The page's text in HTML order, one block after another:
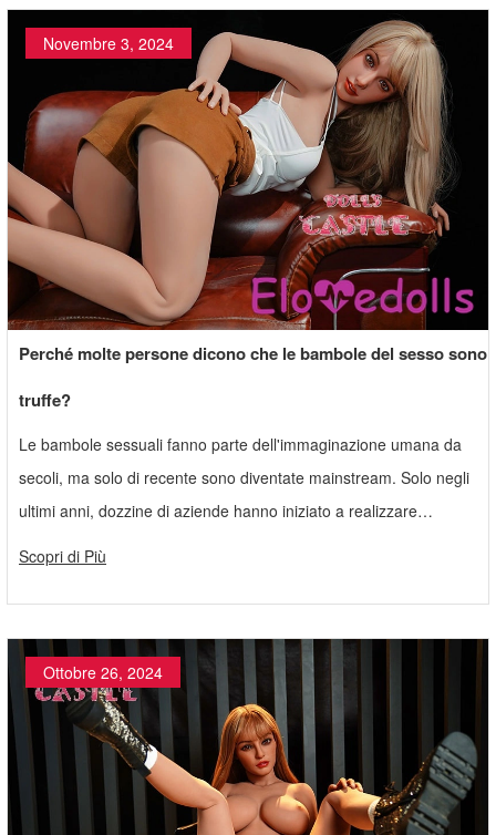
Perché molte persone dicono che le bambole del sesso sono
truffe?
Le bambole sessuali fanno parte dell'immaginazione umana da
secoli, ma solo di recente sono diventate mainstream. Solo negli
ultimi anni, dozzine di aziende hanno iniziato a realizzare
Scopri di Più
Novembre 3, 2024
Ottobre 26, 2024